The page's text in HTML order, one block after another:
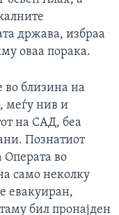
држава, избраа
оваа порака.
во близина на
меѓу нив и
на САД, беа
Познатиот
Операта во
само неколку
евакуиран,
бил пронајден